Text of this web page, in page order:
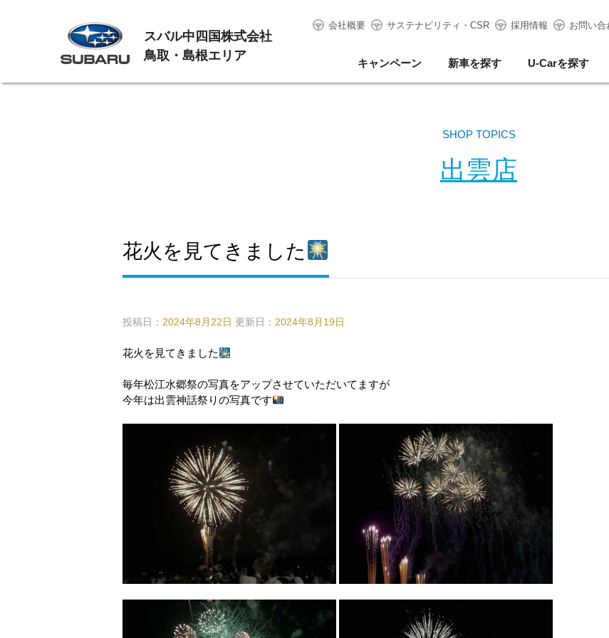
スバル中四国株式会社
鳥取・島根エリア
会社概要 サステナビリティ・CSR 採用情報 お問い合
キャンペーン 新車を探す U-Carを探す
SHOP TOPICS
出雲店
花火を見てきました
投稿日： 2024年8月22日 更新日： 2024年8月19日
花火を見てきました
毎年松江水郷祭の写真をアップさせていただいてますが
今年は出雲神話祭りの写真です